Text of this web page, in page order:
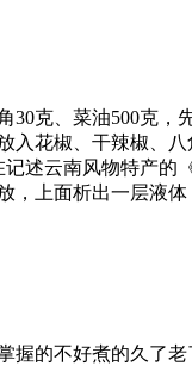
克、菜油500克，
入花椒、干辣椒、
述云南风物特产的
，上面析出一层液
的不好煮的久了